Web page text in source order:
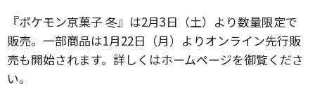
『ポケモン京菓子 冬』は2月3日（土）より数量限定で
販売。一部商品は1月22日（月）よりオンライン先行販
売も開始されます。詳しくはホームページを御覧くださ
い。